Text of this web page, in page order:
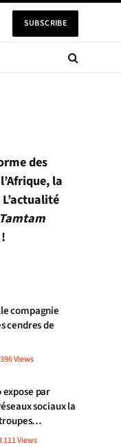
SUBSCRIBE
des
la
Tamtam
compagnie
cendres de
Views
expose par
sociaux la
111Views